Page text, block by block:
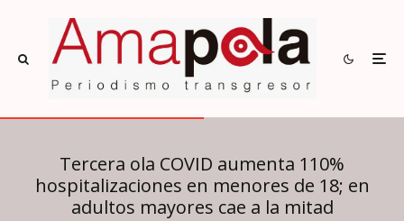
Tercera ola COVID aumenta 110%
hospitalizaciones en menores de 18; en
adultos mayores cae a la mitad